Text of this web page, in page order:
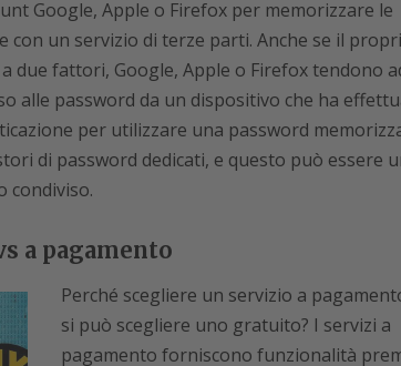
Google, Apple o Firefox per memorizzare le
con un servizio di terze parti. Anche se il
due fattori, Google, Apple o Firefox tendono
alle password da un dispositivo che ha
per utilizzare una password
di password dedicati, e questo può essere
condiviso.
a pagamento
Perché scegliere un servizio a
si può scegliere uno gratuito? I servizi a
pagamento forniscono funzionalità